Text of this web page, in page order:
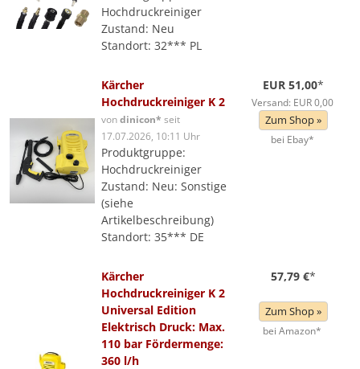
Hochdruckreiniger
Zustand: Neu
Standort: 32*** PL
Kärcher
Hochdruckreiniger K 2
vondinicon* seit
17.07.2026, 10:11 Uhr
Produktgruppe:
Hochdruckreiniger
Zustand: Neu: Sonstige
(siehe
Artikelbeschreibung)
Standort: 35*** DE
EUR 51,00*
Versand: EUR 0,00
Zum Shop »
bei Ebay*
Kärcher
Hochdruckreiniger K 2
Universal Edition
Elektrisch Druck: Max.
110 bar Fördermenge:
360 l/h
57,79 €*
Zum Shop »
bei Amazon*